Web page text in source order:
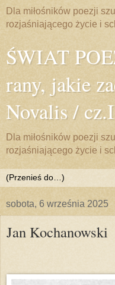
Dla miłośników poezji
rozjaśniającego życie i
ŚWIAT
rany, jakie
Novalis /
Dla miłośników poezji
rozjaśniającego życie i
sobota, 6 września 2025
Jan Kochanowski